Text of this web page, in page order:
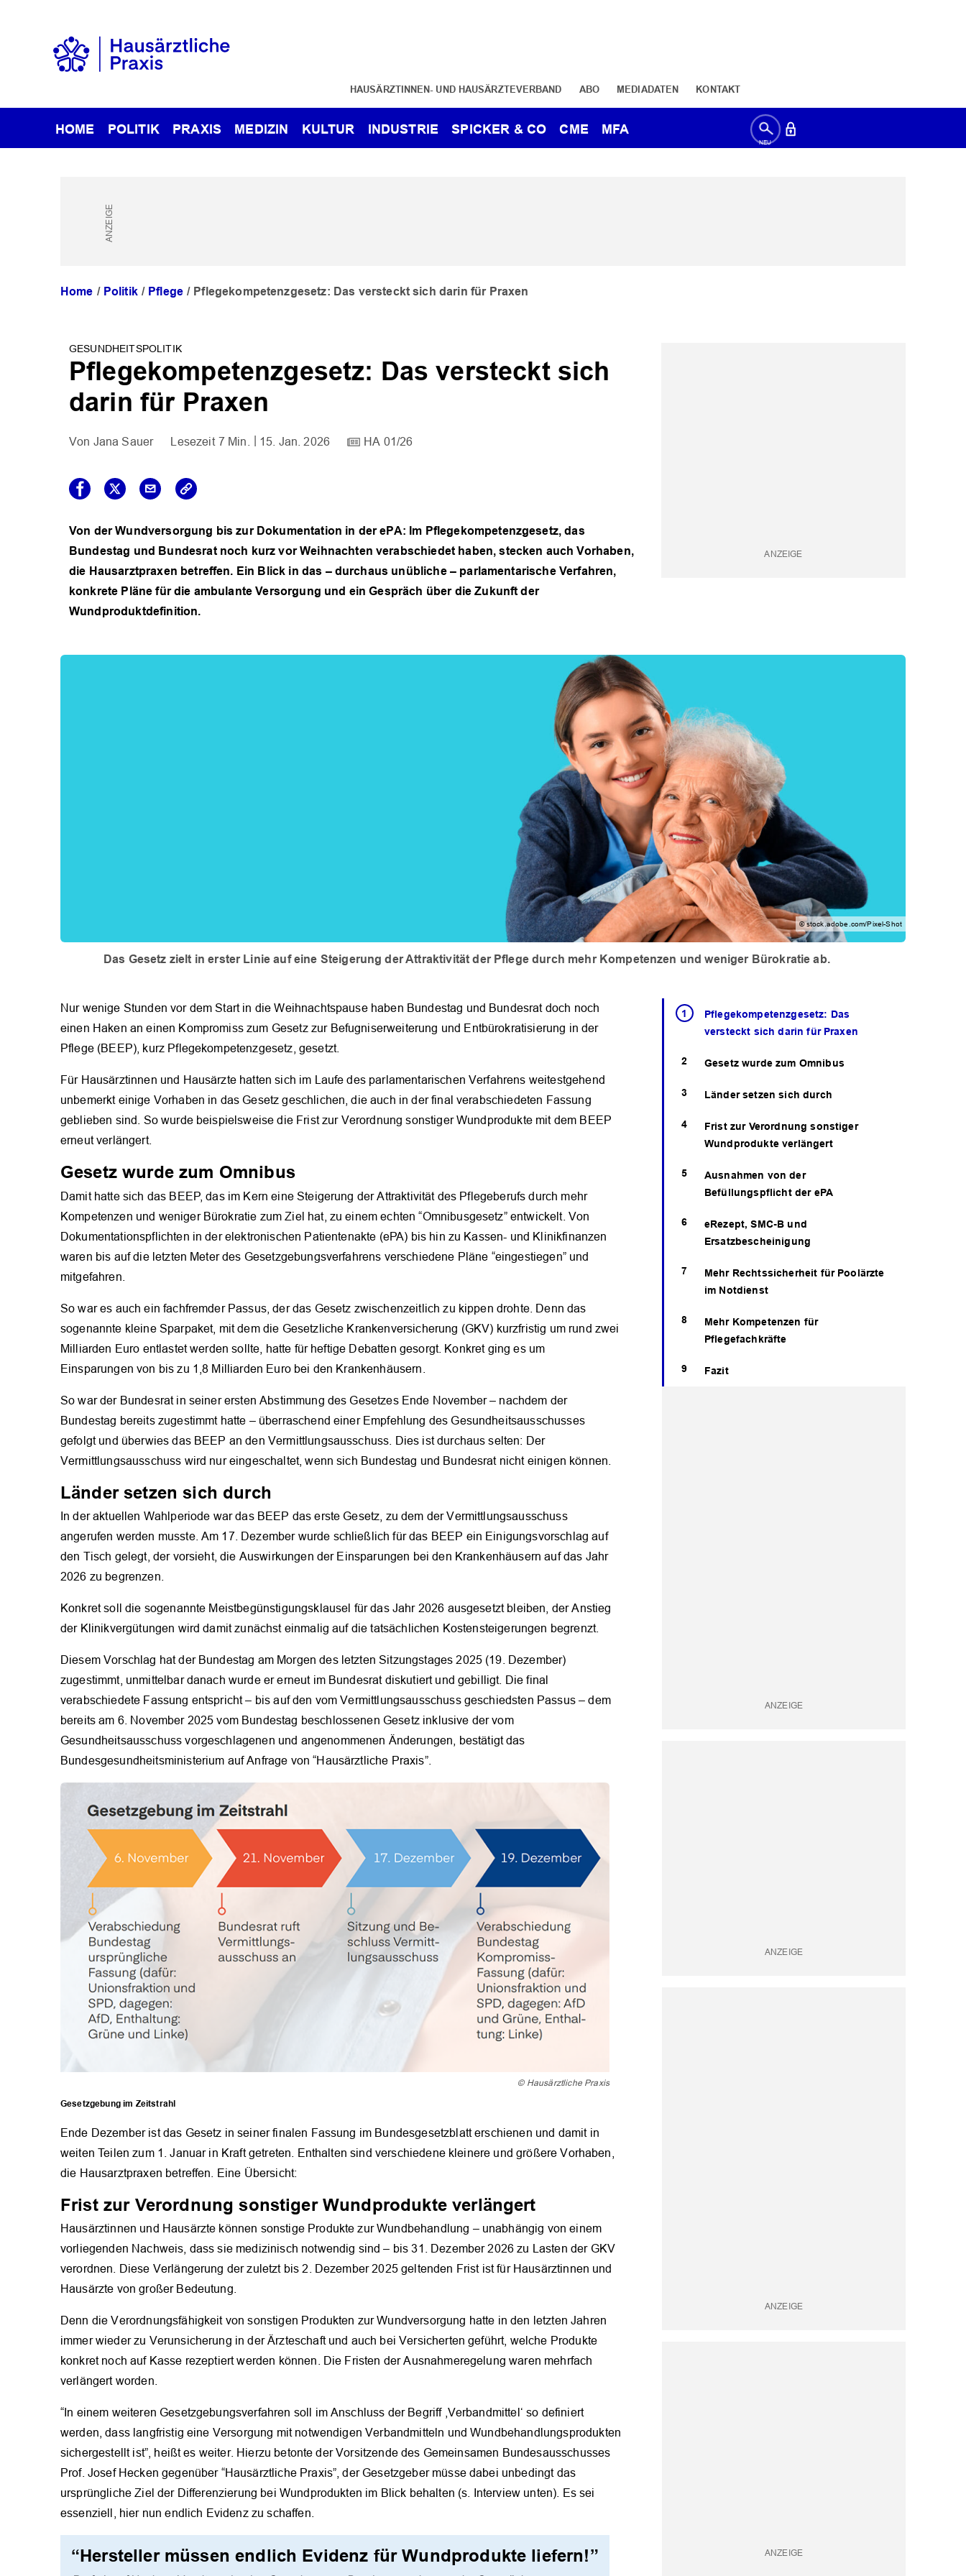
HAUSÄRZTINNEN- UND HAUSÄRZTEVERBAND ABO MEDIADATEN KONTAKT
HOME POLITIK PRAXIS MEDIZIN KULTUR INDUSTRIE SPICKER & CO CME MFA
OK
Home Politik Pflege Pflegekompetenzgesetz: Das versteckt sich darin für Praxen
GESUNDHEITSPOLITIK
Pflegekompetenzgesetz: Das versteckt sich
darin für Praxen
Jana Sauer 7 Min. 15. Jan. 2026 HA 01/26
Von der Wundversorgung bis zur Dokumentation in der ePA: Im Pflegekompetenzgesetz, das
Bundestag und Bundesrat noch kurz vor Weihnachten verabschiedet haben, stecken auch Vorhaben,
die Hausarztpraxen betreffen. Ein Blick in das – durchaus unübliche – parlamentarische Verfahren,
konkrete Pläne für die ambulante Versorgung und ein Gespräch über die Zukunft der
Wundproduktdefinition.
© stock.adobe.com/Pixel-Shot
Das Gesetz zielt in erster Linie auf eine Steigerung der Attraktivität der Pflege durch mehr Kompetenzen und weniger Bürokratie ab.
Pflegekompetenzgesetz: Das
versteckt sich darin für Praxen
Gesetz wurde zum Omnibus
Länder setzen sich durch
Frist zur Verordnung sonstiger
Wundprodukte verlängert
Ausnahmen von der
Befüllungspflicht der ePA
eRezept, SMC-B und
Ersatzbescheinigung
Mehr Rechtssicherheit für Poolärzte
im Notdienst
Mehr Kompetenzen für
Pflegefachkräfte
Fazit
Nur wenige Stunden vor dem Start in die Weihnachtspause haben Bundestag und Bundesrat doch noch
einen Haken an einen Kompromiss zum Gesetz zur Befugniserweiterung und Entbürokratisierung in der
Pflege (BEEP), kurz Pflegekompetenzgesetz, gesetzt.
Für Hausärztinnen und Hausärzte hatten sich im Laufe des parlamentarischen Verfahrens weitestgehend
unbemerkt einige Vorhaben in das Gesetz geschlichen, die auch in der final verabschiedeten Fassung
geblieben sind. So wurde beispielsweise die Frist zur Verordnung sonstiger Wundprodukte mit dem BEEP
erneut verlängert.
Gesetz wurde zum Omnibus
Damit hatte sich das BEEP, das im Kern eine Steigerung der Attraktivität des Pflegeberufs durch mehr
Kompetenzen und weniger Bürokratie zum Ziel hat, zu einem echten “Omnibusgesetz” entwickelt. Von
Dokumentationspflichten in der elektronischen Patientenakte (ePA) bis hin zu Kassen- und Klinikfinanzen
waren bis auf die letzten Meter des Gesetzgebungsverfahrens verschiedene Pläne “eingestiegen” und
mitgefahren.
So war es auch ein fachfremder Passus, der das Gesetz zwischenzeitlich zu kippen drohte. Denn das
sogenannte kleine Sparpaket, mit dem die Gesetzliche Krankenversicherung (GKV) kurzfristig um rund zwei
Milliarden Euro entlastet werden sollte, hatte für heftige Debatten gesorgt. Konkret ging es um
Einsparungen von bis zu 1,8 Milliarden Euro bei den Krankenhäusern.
So war der Bundesrat in seiner ersten Abstimmung des Gesetzes Ende November – nachdem der
Bundestag bereits zugestimmt hatte – überraschend einer Empfehlung des Gesundheitsausschusses
gefolgt und überwies das BEEP an den Vermittlungsausschuss. Dies ist durchaus selten: Der
Vermittlungsausschuss wird nur eingeschaltet, wenn sich Bundestag und Bundesrat nicht einigen können.
Länder setzen sich durch
In der aktuellen Wahlperiode war das BEEP das erste Gesetz, zu dem der Vermittlungsausschuss
angerufen werden musste. Am 17. Dezember wurde schließlich für das BEEP ein Einigungsvorschlag auf
den Tisch gelegt, der vorsieht, die Auswirkungen der Einsparungen bei den Krankenhäusern auf das Jahr
2026 zu begrenzen.
Konkret soll die sogenannte Meistbegünstigungsklausel für das Jahr 2026 ausgesetzt bleiben, der Anstieg
der Klinikvergütungen wird damit zunächst einmalig auf die tatsächlichen Kostensteigerungen begrenzt.
Diesem Vorschlag hat der Bundestag am Morgen des letzten Sitzungstages 2025 (19. Dezember)
zugestimmt, unmittelbar danach wurde er erneut im Bundesrat diskutiert und gebilligt. Die final
verabschiedete Fassung entspricht – bis auf den vom Vermittlungsausschuss geschiedsten Passus – dem
bereits am 6. November 2025 vom Bundestag beschlossenen Gesetz inklusive der vom
Gesundheitsausschuss vorgeschlagenen und angenommenen Änderungen, bestätigt das
Bundesgesundheitsministerium auf Anfrage von “Hausärztliche Praxis”.
© Hausärztliche Praxis
Gesetzgebung im Zeitstrahl
Ende Dezember ist das Gesetz in seiner finalen Fassung im Bundesgesetzblatt erschienen und damit in
weiten Teilen zum 1. Januar in Kraft getreten. Enthalten sind verschiedene kleinere und größere Vorhaben,
die Hausarztpraxen betreffen. Eine Übersicht:
Frist zur Verordnung sonstiger Wundprodukte verlängert
Hausärztinnen und Hausärzte können sonstige Produkte zur Wundbehandlung – unabhängig von einem
vorliegenden Nachweis, dass sie medizinisch notwendig sind – bis 31. Dezember 2026 zu Lasten der GKV
verordnen. Diese Verlängerung der zuletzt bis 2. Dezember 2025 geltenden Frist ist für Hausärztinnen und
Hausärzte von großer Bedeutung.
Denn die Verordnungsfähigkeit von sonstigen Produkten zur Wundversorgung hatte in den letzten Jahren
immer wieder zu Verunsicherung in der Ärzteschaft und auch bei Versicherten geführt, welche Produkte
konkret noch auf Kasse rezeptiert werden können. Die Fristen der Ausnahmeregelung waren mehrfach
verlängert worden.
“In einem weiteren Gesetzgebungsverfahren soll im Anschluss der Begriff ,Verbandmittel‘ so definiert
werden, dass langfristig eine Versorgung mit notwendigen Verbandmitteln und Wundbehandlungsprodukten
sichergestellt ist”, heißt es weiter. Hierzu betonte der Vorsitzende des Gemeinsamen Bundesausschusses
Prof. Josef Hecken gegenüber “Hausärztliche Praxis”, der Gesetzgeber müsse dabei unbedingt das
ursprüngliche Ziel der Differenzierung bei Wundprodukten im Blick behalten (s. Interview unten). Es sei
essenziell, hier nun endlich Evidenz zu schaffen.
“Hersteller müssen endlich Evidenz für Wundprodukte liefern!”